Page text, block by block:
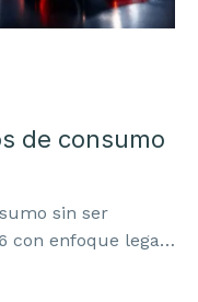
de consumo
sin ser
con enfoque legal,